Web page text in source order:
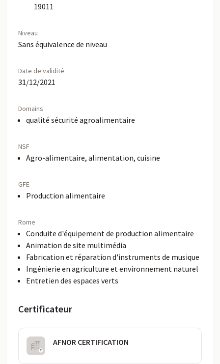
19011
Niveau
Sans équivalence de niveau
Date de validité
31/12/2021
Domains
qualité sécurité agroalimentaire
NSF
Agro-alimentaire, alimentation, cuisine
GFE
Production alimentaire
Rome
Conduite d'équipement de production alimentaire
Animation de site multimédia
Fabrication et réparation d'instruments de musique
Ingénierie en agriculture et environnement naturel
Entretien des espaces verts
Certificateur
AFNOR CERTIFICATION